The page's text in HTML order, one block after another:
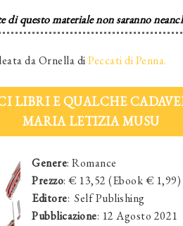
di questo materiale non saranno
da Ornella diPeccati di Penna.
LIBRI E QUALCHE
MARIA LETIZIA MUSU
Genere: Romance
Prezzo: € 13,52 (Ebook € 1,99)
Editore: Self Publishing
Pubblicazione: 12 Agosto 2021